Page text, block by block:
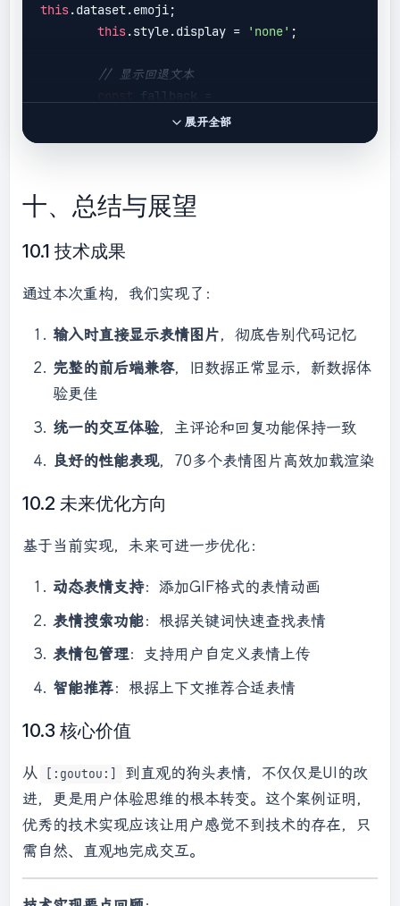
this.dataset.emoji;
this.style.display = 'none' ;
// 显示回退文本
const
.createElement('span'
fallback';
this
    });
展开全部
十、总结与展望
10.1 技术成果
通过本次重构，我们实现了：
输入时直接显示表情图片，彻底告别代码记忆
完整的前后端兼容，旧数据正常显示，新数据体
验更佳
统一的交互体验，主评论和回复功能保持一致
良好的性能表现，70多个表情图片高效加载渲染
10.2 未来优化方向
基于当前实现，未来可进一步优化：
动态表情支持：添加GIF格式的表情动画
表情搜索功能：根据关键词快速查找表情
表情包管理：支持用户自定义表情上传
智能推荐：根据上下文推荐合适表情
10.3 核心价值
从 [:goutou:]
到直观的狗头表情，不仅仅是UI的改
进，更是用户体验思维的根本转变。这个案例证明，
优秀的技术实现应该让用户感觉不到技术的存在，只
需自然、直观地完成交互。